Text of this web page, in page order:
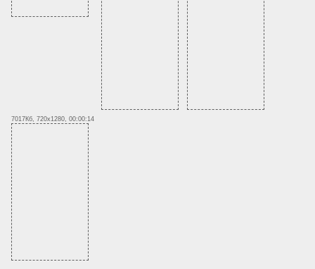
7017Кб, 720x1280, 00:00:14